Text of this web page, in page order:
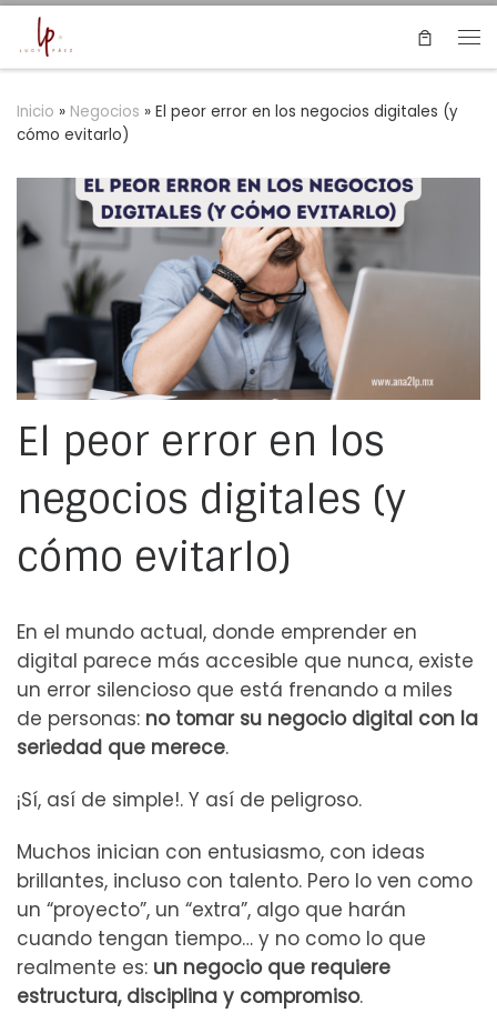
Saltar al contenido
Inicio » Negocios » El peor error en los negocios digitales (y
cómo evitarlo)
El peor error en los
negocios digitales (y
cómo evitarlo)
En el mundo actual, donde emprender en
digital parece más accesible que nunca, existe
un error silencioso que está frenando a miles
de personas: no tomar su negocio digital con la
seriedad que merece.
¡Sí, así de simple!. Y así de peligroso.
Muchos inician con entusiasmo, con ideas
brillantes, incluso con talento. Pero lo ven como
un “proyecto”, un “extra”, algo que harán
cuando tengan tiempo… y no como lo que
realmente es: un negocio que requiere
estructura, disciplina y compromiso.